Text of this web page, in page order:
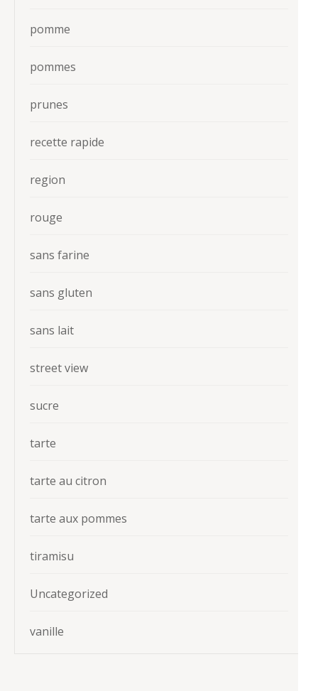
pomme
pommes
prunes
recette rapide
region
rouge
sans farine
sans gluten
sans lait
street view
sucre
tarte
tarte au citron
tarte aux pommes
tiramisu
Uncategorized
vanille